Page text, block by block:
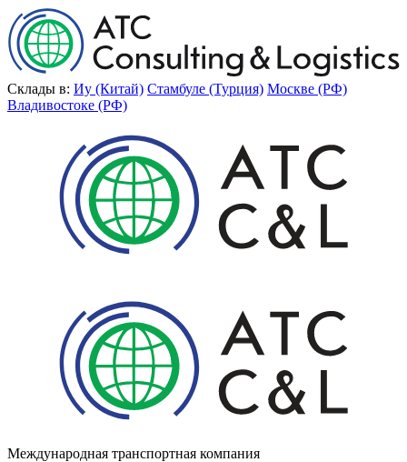
Склады в: Иу (Китай) Стамбуле (Турция) Москве (РФ)
Владивостоке (РФ)
Международная транспортная компания